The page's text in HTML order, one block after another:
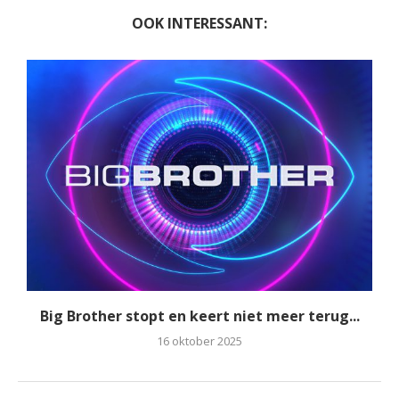
OOK INTERESSANT:
Big Brother stopt en keert niet meer terug...
16 oktober 2025